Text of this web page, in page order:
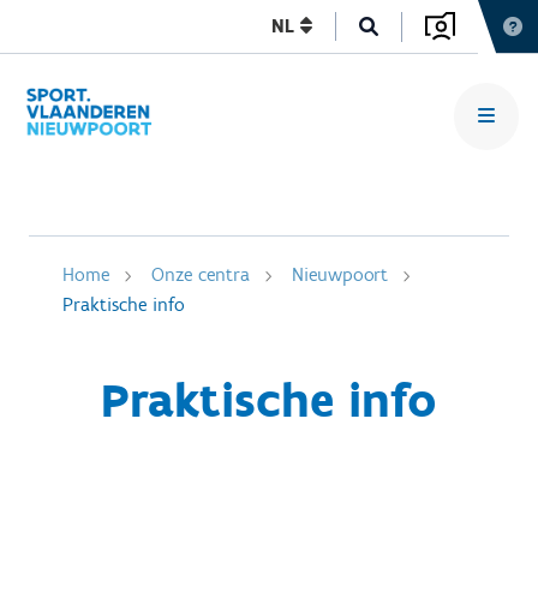
NL
Home Onze centra
Nieuwpoort
Praktische info
Praktische info